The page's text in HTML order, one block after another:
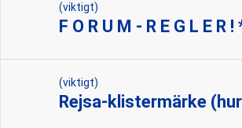
(viktigt)
F O R U M - R E G L E
(viktigt)
Rejsa-klistermärke